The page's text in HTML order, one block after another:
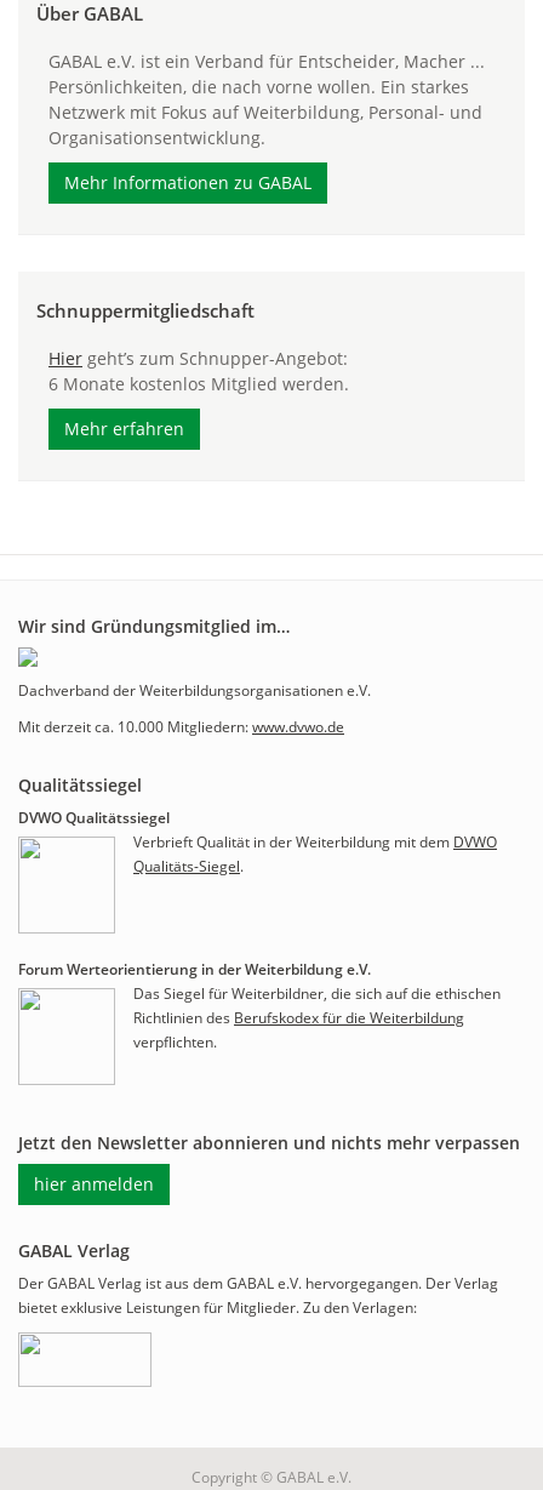
Über GABAL
GABAL e.V. ist ein Verband für Entscheider, Macher ...
Persönlichkeiten, die nach vorne wollen. Ein starkes
Netzwerk mit Fokus auf Weiterbildung, Personal- und
Organisationsentwicklung.
Mehr Informationen zu GABAL
Schnuppermitgliedschaft
Hier geht’s zum Schnupper-Angebot:
6 Monate kostenlos Mitglied werden.
Mehr erfahren
Wir sind Gründungsmitglied im…
Dachverband der Weiterbildungsorganisationen e.V.
Mit derzeit ca. 10.000 Mitgliedern:www.dvwo.de
Qualitätssiegel
DVWO Qualitätssiegel
Verbrieft Qualität in der Weiterbildung mit dem DVWO
Qualitäts-Siegel.
Forum Werteorientierung in der Weiterbildung e.V.
Das Siegel für Weiterbildner, die sich auf die ethischen
Richtlinien des Berufskodex für die Weiterbildung
verpflichten.
Jetzt den Newsletter abonnieren und nichts mehr verpassen
hier anmelden
GABAL Verlag
Der GABAL Verlag ist aus dem GABAL e.V. hervorgegangen. Der Verlag
bietet exklusive Leistungen für Mitglieder. Zu den Verlagen:
Copyright © GABAL e.V.